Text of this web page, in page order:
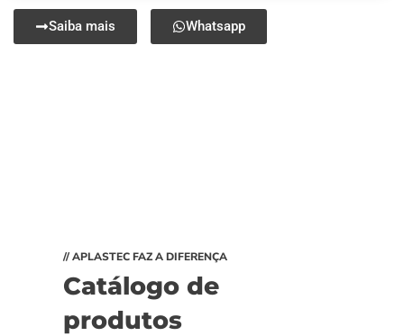
Saiba mais Whatsapp
// APLASTEC FAZ A DIFERENÇA
Catálogo de
produtos